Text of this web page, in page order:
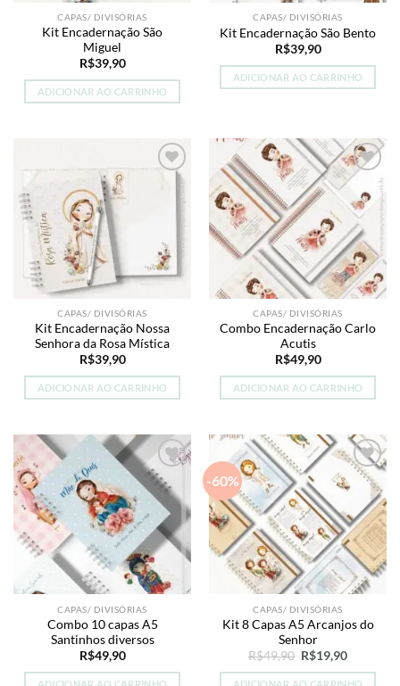
CAPAS/ DIVISÓRIAS
Kit Encadernação São
Miguel
R$39,90
ADICIONAR AO CARRINHO
CAPAS/ DIVISÓRIAS
Kit Encadernação São Bento
R$39,90
ADICIONAR AO CARRINHO
wishlist
CAPAS/ DIVISÓRIAS
Kit Encadernação Nossa
Senhora da Rosa Mística
R$39,90
ADICIONAR AO CARRINHO
Add to
wishlist
CAPAS/ DIVISÓRIAS
Combo Encadernação Carlo
Acutis
R$49,90
ADICIONAR AO CARRINHO
Add to
wishlist
CAPAS/ DIVISÓRIAS
Combo 10 capas A5
Santinhos diversos
R$49,90
ADICIONAR AO CARRINHO
-60%
Add to
wishlist
CAPAS/ DIVISÓRIAS
Kit 8 Capas A5 Arcanjos do
Senhor
R$49,90 O
preço
original
R$19,90O
atual
ADICIONAR AO CARRINHO